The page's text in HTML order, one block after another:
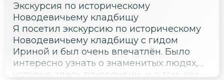
Экскурсия по историческому
Новодевичьему кладбищу
Я посетил экскурсию по историческому
Новодевичьему кладбищу с гидом
Ириной и был очень впечатлён. Было
интересно узнать о знаменитых людях,
которые здесь похоронены, и о том, как